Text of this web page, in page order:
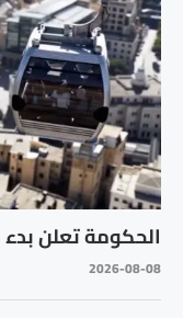
الحكومة تعلن
2026-08-08